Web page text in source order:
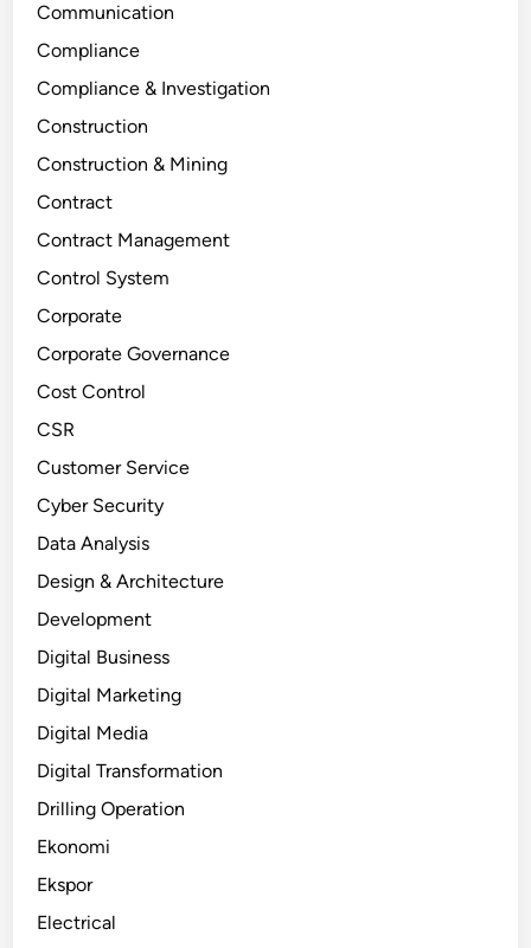
Communication
Compliance
Compliance & Investigation
Construction
Construction & Mining
Contract
Contract Management
Control System
Corporate
Corporate Governance
Cost Control
CSR
Customer Service
Cyber Security
Data Analysis
Design & Architecture
Development
Digital Business
Digital Marketing
Digital Media
Digital Transformation
Drilling Operation
Ekonomi
Ekspor
Electrical